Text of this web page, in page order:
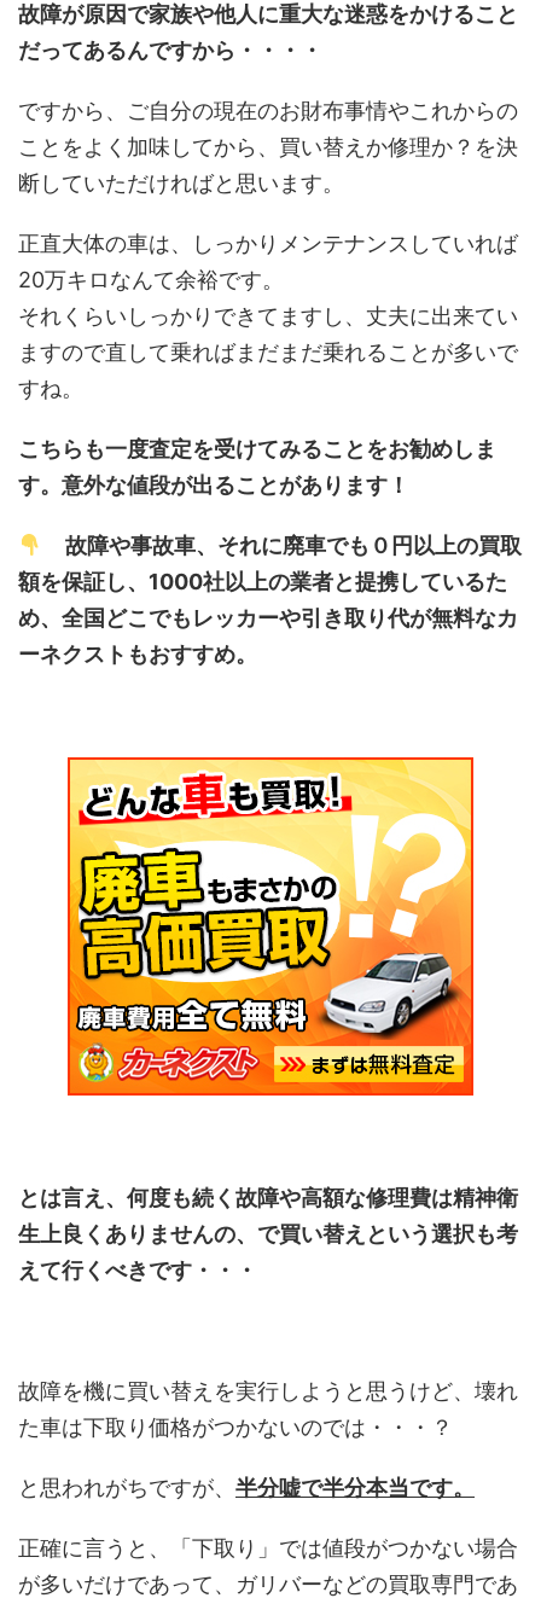
故障が原因で家族や他人に重大な迷惑をかけること
だってあるんですから・・・・
ですから、ご自分の現在のお財布事情やこれからの
ことをよく加味してから、買い替えか修理か？を決
断していただければと思います。
正直大体の車は、しっかりメンテナンスしていれば
20万キロなんて余裕です。
それくらいしっかりできてますし、丈夫に出来てい
ますので直して乗ればまだまだ乗れることが多いで
すね。
こちらも一度査定を受けてみることをお勧めしま
す。意外な値段が出ることがあります！
故障や事故車、それに廃車でも０円以上の買取
額を保証し、1000社以上の業者と提携しているた
め、全国どこでもレッカーや引き取り代が無料なカ
ーネクストもおすすめ。
とは言え、何度も続く故障や高額な修理費は精神衛
生上良くありませんの、で買い替えという選択も考
えて行くべきです・・・
故障を機に買い替えを実行しようと思うけど、壊れ
た車は下取り価格がつかないのでは・・・？
と思われがちですが、 半分嘘で半分本当です。
正確に言うと、「下取り」では値段がつかない場合
が多いだけであって、ガリバーなどの買取専門であ